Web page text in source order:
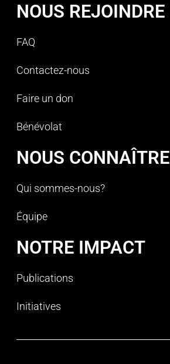
NOUS REJOINDRE
FAQ
Contactez-nous
Faire un don
Bénévolat
NOUS CONNAÎTRE
Qui sommes-nous?
Équipe
NOTRE IMPACT
Publications
Initiatives